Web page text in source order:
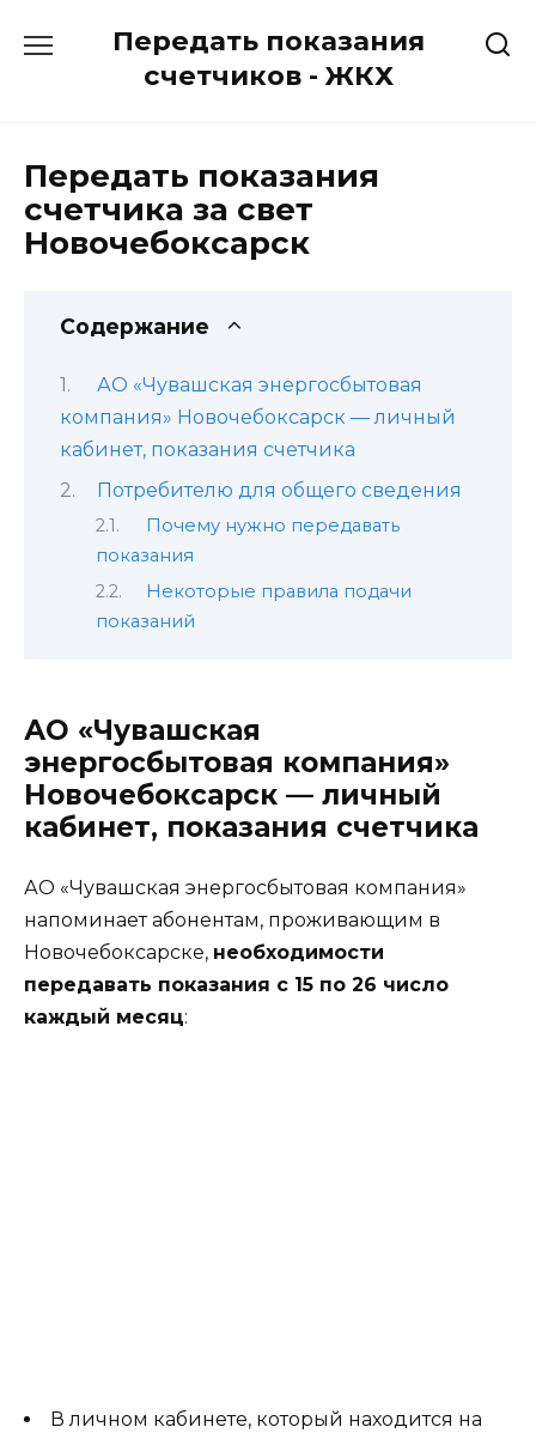
Передать показания
счетчиков - ЖКХ
Передать показания
счетчика за свет
Новочебоксарск
Содержание
АО «Чувашская энергосбытовая
компания» Новочебоксарск — личный
кабинет, показания счетчика
Потребителю для общего сведения
Почему нужно передавать
показания
Некоторые правила подачи
показаний
АО «Чувашская
энергосбытовая компания»
Новочебоксарск — личный
кабинет, показания счетчика
АО «Чувашская энергосбытовая компания»
напоминает абонентам, проживающим в
Новочебоксарске, необходимости
передавать показания с 15 по 26 число
каждый месяц:
В личном кабинете, который находится на